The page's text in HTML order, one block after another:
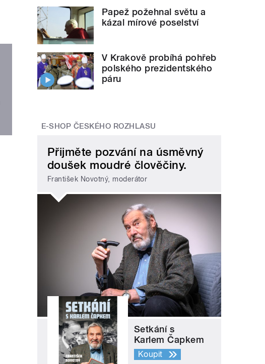
Papež požehnal světu a
kázal mírové poselství
V Krakově probíhá pohřeb
polského prezidentského
páru
E-SHOP ČESKÉHO ROZHLASU
Přijměte pozvání na úsměvný
doušek moudré člověčiny.
František Novotný, moderátor
Setkání s
Karlem Čapkem
Koupit